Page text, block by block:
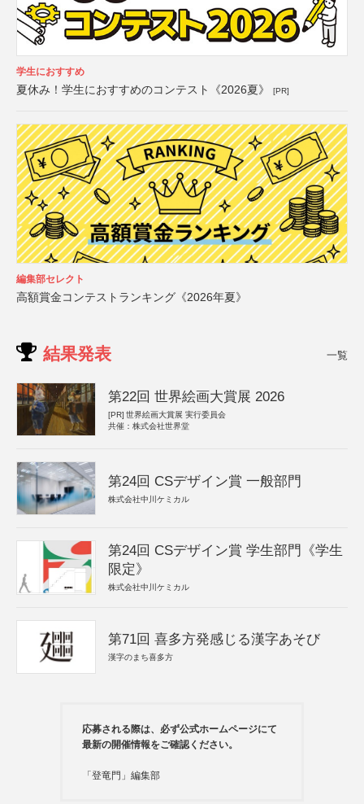
学生におすすめ
夏休み！学生におすすめのコンテスト《2026夏》 [PR]
編集部セレクト
高額賞金コンテストランキング《2026年夏》
結果発表 一覧
第22回 世界絵画大賞展 2026
[PR] 世界絵画大賞展 実行委員会
共催：株式会社世界堂
第24回 CSデザイン賞 一般部門
株式会社中川ケミカル
第24回 CSデザイン賞 学生部門《学生
限定》
株式会社中川ケミカル
第71回 喜多方発感じる漢字あそび
漢字のまち喜多方
応募される際は、必ず公式ホームページにて
最新の開催情報をご確認ください。
「登竜門」編集部